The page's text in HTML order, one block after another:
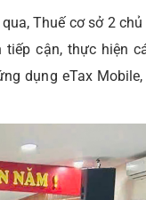
Thuế cơ sở 2
cận, thực hiện
dụng eTax